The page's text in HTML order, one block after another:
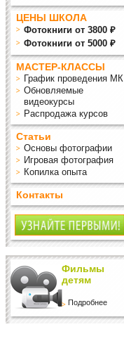
ЦЕНЫ ШКОЛА
Фотокниги от 3800 ₽
Фотокниги от 5000 ₽
МАСТЕР-КЛАССЫ
График проведения МК
Обновляемые
видеокурсы
Распродажа курсов
Статьи
Основы фотографии
Игровая фотография
Копилка опыта
Контакты
Фильмы
детям
Подробнее